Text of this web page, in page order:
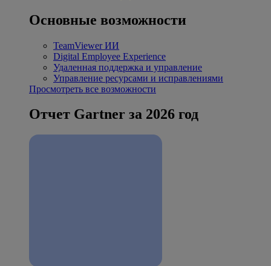
Основные возможности
TeamViewer ИИ
Digital Employee Experience
Удаленная поддержка и управление
Управление ресурсами и исправлениями
Просмотреть все возможности
Отчет Gartner за 2026 год